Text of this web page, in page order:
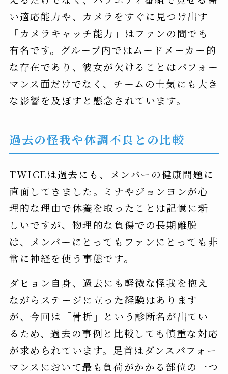
い適応能力や、カメラをすぐに見つけ出す
「カメラキャッチ能力」はファンの間でも
有名です。グループ内ではムードメーカー的
な存在であり、彼女が欠けることはパフォー
マンス面だけでなく、チームの士気にも大き
な影響を及ぼすと懸念されています。
過去の怪我や体調不良との比較
TWICEは過去にも、メンバーの健康問題に
直面してきました。ミナやジョンヨンが心
理的な理由で休養を取ったことは記憶に新
しいですが、物理的な負傷での長期離脱
は、メンバーにとってもファンにとっても非
常に神経を使う事態です。
ダヒョン自身、過去にも軽微な怪我を抱え
ながらステージに立った経験はあります
が、今回は「骨折」という診断名が出てい
るため、過去の事例と比較しても慎重な対応
が求められています。足首はダンスパフォー
マンスにおいて最も負荷がかかる部位の一つ